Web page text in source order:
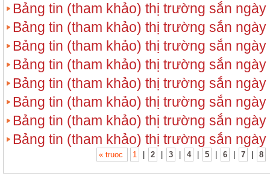
Bảng tin (tham khảo) thị trường sắn
Bảng tin (tham khảo) thị trường sắn
Bảng tin (tham khảo) thị trường sắn
Bảng tin (tham khảo) thị trường sắn
Bảng tin (tham khảo) thị trường sắn
Bảng tin (tham khảo) thị trường sắn
Bảng tin (tham khảo) thị trường sắn
Bảng tin (tham khảo) thị trường sắn
« truoc 1 2 3 4 5 6 7 8